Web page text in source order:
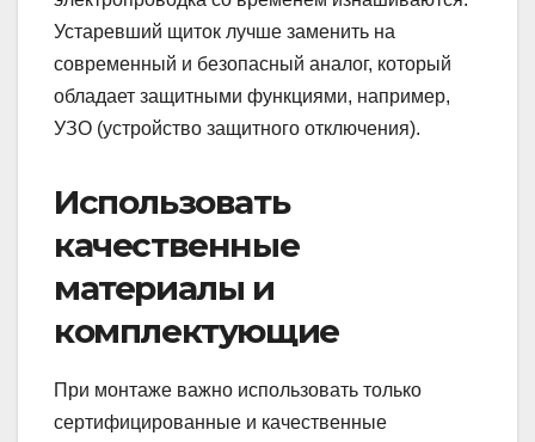
Устаревший щиток лучше заменить на
современный и безопасный аналог, который
обладает защитными функциями, например,
УЗО (устройство защитного отключения).
Использовать
качественные
материалы и
комплектующие
При монтаже важно использовать только
сертифицированные и качественные